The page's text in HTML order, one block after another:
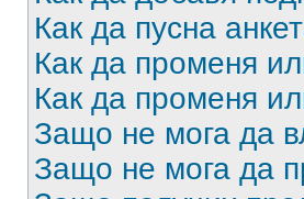
Как да пусна
Как да променя
Как да променя
Защо не мога да
Защо не мога да